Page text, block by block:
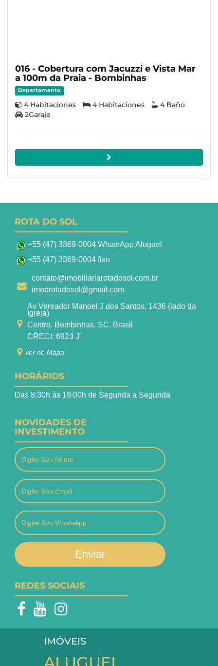
016 - Cobertura com Jacuzzi e Vista Mar
a 100m da Praia - Bombinhas
Departamento
4 Habitaciones 4 Habitaciones
4 Baño
2Garaje
ROTA DO SOL
+55 (47) 3369-0004 WhatsApp Aluguel
+55 (47) 3369-0004 fixo
contato@imobiliariarotadosol.com.br
imobrotadosol@gmail.com
Av Vereador Manoel J dos Santos, 1436 (lado da
Igreja)
Centro, Bombinhas, SC, Brasil
CRECI: 6923-J
Ver no Mapa
HORÁRIOS
Das 8:30h às 19:00h de Segunda a Segunda
NOVIDADES DE
INVESTIMENTO
Enviar
REDES SOCIAIS
IMÓVEIS
ALUGUEL